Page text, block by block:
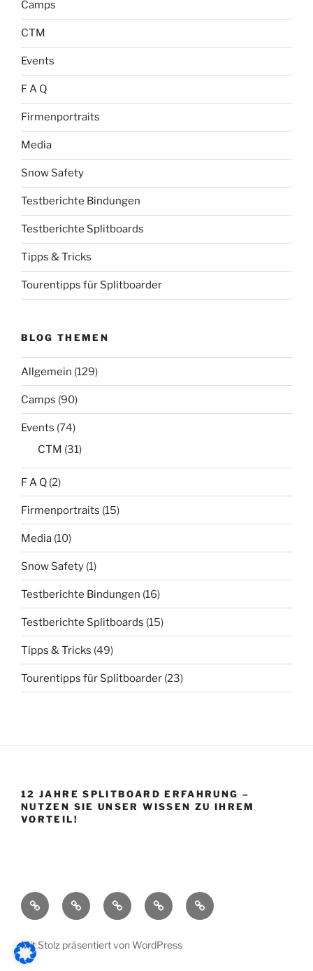
Camps
CTM
Events
F A Q
Firmenportraits
Media
Snow Safety
Testberichte Bindungen
Testberichte Splitboards
Tipps & Tricks
Tourentipps für Splitboarder
BLOG THEMEN
Allgemein (129)
Camps (90)
Events (74)
CTM (31)
F A Q (2)
Firmenportraits (15)
Media (10)
Snow Safety (1)
Testberichte Bindungen (16)
Testberichte Splitboards (15)
Tipps & Tricks (49)
Tourentipps für Splitboarder (23)
12 JAHRE SPLITBOARD ERFAHRUNG –
NUTZEN SIE UNSER WISSEN ZU IHREM
VORTEIL!
StartseiteShop
Splitboard
Base
Über
uns
Impressum
Mit Stolz präsentiert von WordPress